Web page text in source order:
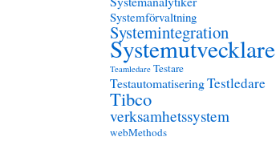
Systemförvaltning
Systemintegration
Systemutvecklare
Teamledare Testare
TestautomatiseringTestledare
Tibco
verksamhetssystem
webMethods